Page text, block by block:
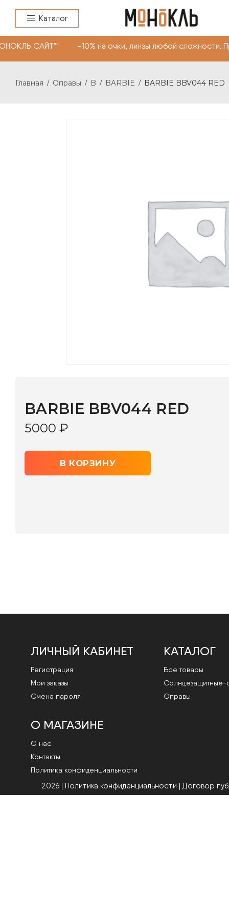
Каталог
САЙТ"" -10% на очки, линзы любой
Главная / Оправы / B / BARBIE / BARBIE BBV044 RED
ЛИЧНЫЙ КАБИНЕТ
Регистрация
Мои заказы
Смена пароля
КАТАЛОГ
Все товары
Cолнцезащитные-
Оправы
О МАГАЗИНЕ
О нас
Контакты
Политика конфиденциальности
2026 | Политика конфиденциальности | Договор